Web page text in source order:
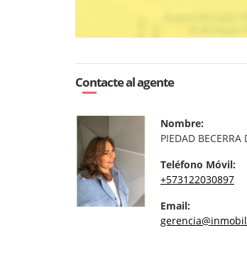
Contacte al agente
Nombre:
PIEDAD BECERRA
Teléfono Móvil:
+573122030897
Email: